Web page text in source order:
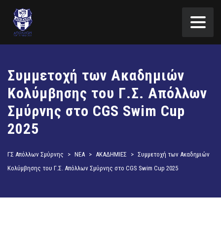
Συμμετοχή των Ακαδημιών
Κολύμβησης του Γ.Σ. Απόλλων
Σμύρνης στο CGS Swim Cup
2025
ΓΣ Απόλλων Σμύρνης > ΝΕΑ > ΑΚΑΔΗΜΙΕΣ > Συμμετοχή των Ακαδημιών
Κολύμβησης του Γ.Σ. Απόλλων Σμύρνης στο CGS Swim Cup 2025